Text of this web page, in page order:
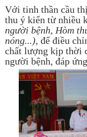
Với tinh thần cầu
thu ý kiến từ nhiều
người bệnh, Hòm
nóng...), để điều
chất lượng kịp thời
người bệnh, đáp